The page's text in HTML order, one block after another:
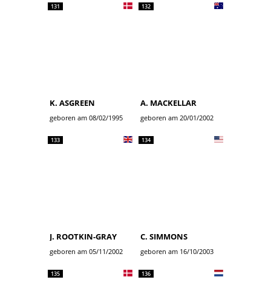
131
K. ASGREEN
geboren am 08/02/1995
132
A. MACKELLAR
geboren am 20/01/2002
133
J. ROOTKIN-GRAY
geboren am 05/11/2002
134
C. SIMMONS
geboren am 16/10/2003
135 136